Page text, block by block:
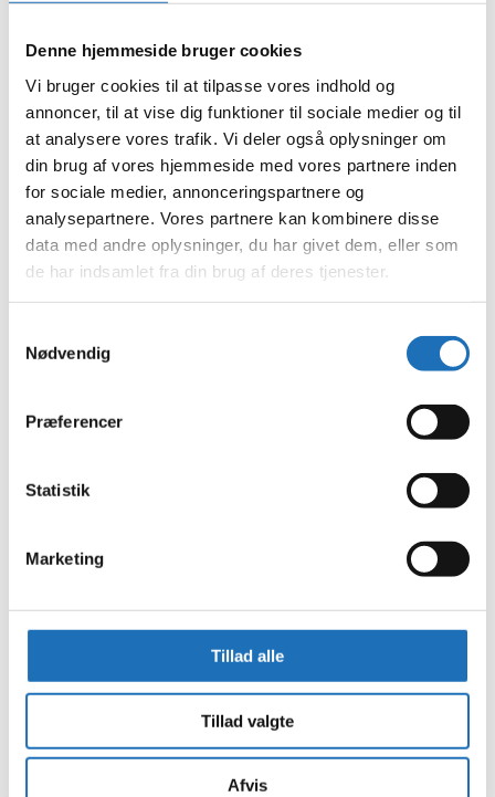
Denne hjemmeside bruger cookies
Vi bruger cookies til at tilpasse vores indhold og
annoncer, til at vise dig funktioner til sociale medier og til
at analysere vores trafik. Vi deler også oplysninger om
din brug af vores hjemmeside med vores partnere inden
for sociale medier, annonceringspartnere og
analysepartnere. Vores partnere kan kombinere disse
data med andre oplysninger, du har givet dem, eller som
de har indsamlet fra din brug af deres tjenester.
Nødvendig
Præferencer
Statistik
Marketing
Tillad alle
Tillad valgte
Afvis
november 2023
september 2023
august 2023
juli 2023
juni 2023
maj 2023
april 2023
februar 2023
januar 2023
december 2022
november 2022
juli 2022
april 2022
marts 2022
december 2021
september 2021
august 2021
juni 2021
maj 2021
februar 2021
november 2020